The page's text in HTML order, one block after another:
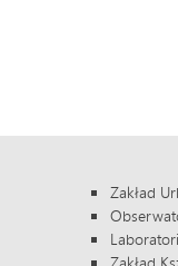
Zakład